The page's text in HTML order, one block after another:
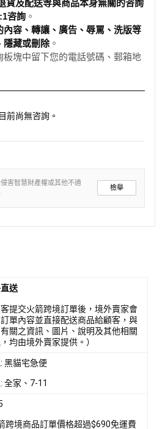
貨及配送等與商品本身無關的咨詢
咨詢 。
內容、轉讓、廣告、辱罵、洗版等
隱藏或刪除。
板塊中留下您的電話號碼、郵箱地
目前尚無咨詢。
害智慧財產權或其他不適
檢舉
送
客提交火箭跨境訂單後，境外賣家會
單內容並直接配送商品給顧客，與
關之資訊、圖片、說明及其他相關
均由境外賣家提供。）
黑貓宅急便
全家、7-11
跨境商品訂單價格超過$690免運費